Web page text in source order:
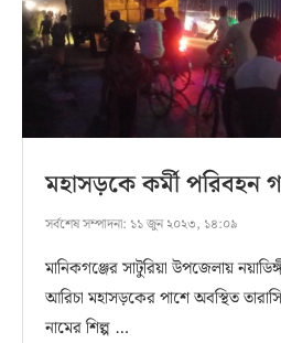
মহাসড়কে কর্মী পরিবহন
সর্বশেষ সম্পাদনা: ১১ জুন ২০২৩, ১৪:০৯
মানিকগঞ্জের সাটুরিয়া উপজেলায়
আরিচা মহাসড়কের পাশে অবস্থিত
নামের শিল্প …